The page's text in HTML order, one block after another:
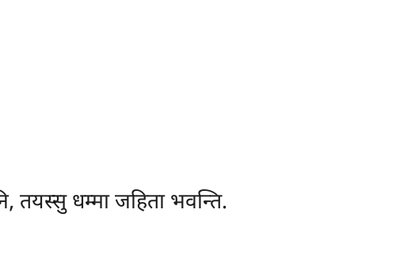
तयस्सु धम्मा जहिता भवन्ति.